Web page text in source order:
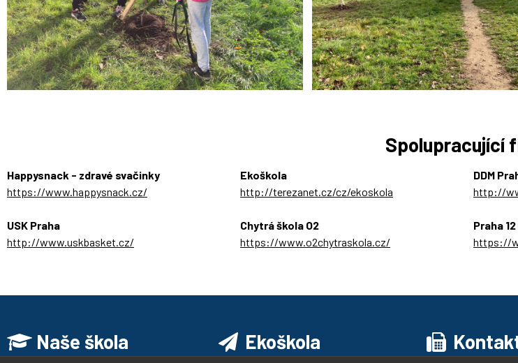
Spolupracující
Happysnack - zdravé svačinky
https://www.happysnack.cz/
USK Praha
http://www.uskbasket.cz/
Ekoškola
http://terezanet.cz/cz/ekoskola
Chytrá škola O2
https://www.o2chytraskola.cz/
DDM
http://
Praha 12
https://
Naše škola Ekoškola